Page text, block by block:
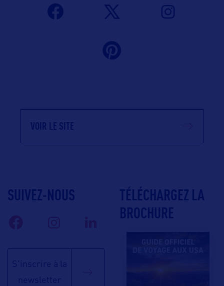
VOIR LE SITE
SUIVEZ-NOUS
S'inscrire à la
newsletter
TÉLÉCHARGEZ LA
BROCHURE